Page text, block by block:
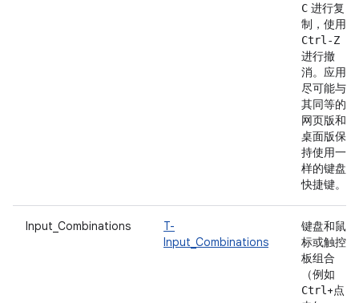
C 进行复
制，使用
Ctrl-Z
进行撤
消。应用
尽可能与
其同等的
网页版和
桌面版保
持使用一
样的键盘
快捷键。
Input_Combinations
T-
Input_Combinations
键盘和鼠
标或触控
板组合
（例如
Ctrl +点